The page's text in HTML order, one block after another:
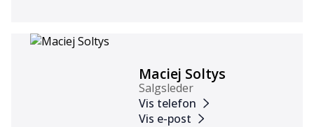
Maciej Soltys
Salgsleder
Vis telefon
Vis e-post